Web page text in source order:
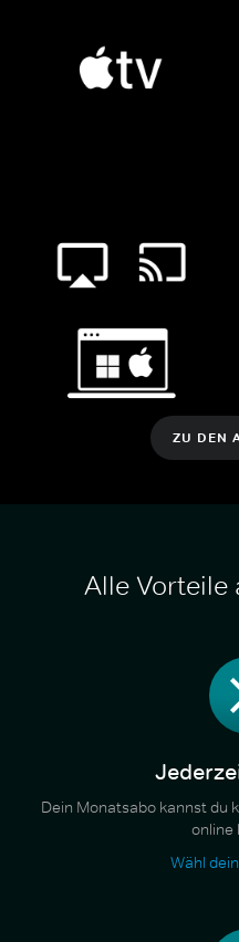
ZU DEN
Alle Vorteile
Dein Monatsabo kannst du
online
Wähl